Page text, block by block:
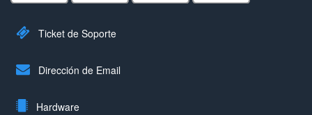
Ticket de Soporte
Dirección de Email
Hardware